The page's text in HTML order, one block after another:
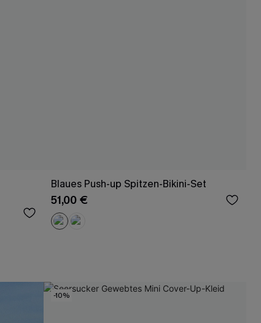
Blaues Push-up Spitzen-Bikini-Set
51,00 €
-10%